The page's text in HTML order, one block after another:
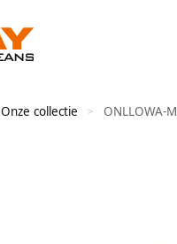
Onze collectie > ONLLOWA-